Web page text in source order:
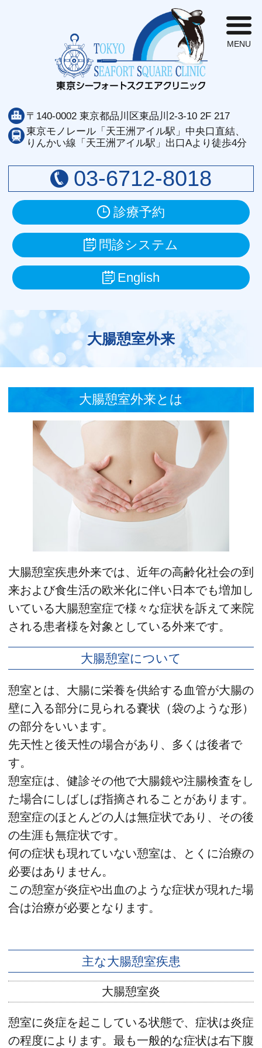
〒140-0002 東京都品川区東品川2-3-10 2F 217
東京モノレール「天王洲アイル駅」中央口直結、
りんかい線「天王洲アイル駅」出口Aより徒歩4分
03-6712-8018
診療予約
問診システム
English
大腸憩室外来
大腸憩室外来とは
大腸憩室疾患外来では、近年の高齢化社会の到
来および食生活の欧米化に伴い日本でも増加し
いている大腸憩室症で様々な症状を訴えて来院
される患者様を対象としている外来です。
大腸憩室について
憩室とは、大腸に栄養を供給する血管が大腸の
壁に入る部分に見られる嚢状（袋のような形）
の部分をいいます。
先天性と後天性の場合があり、多くは後者で
す。
憩室症は、健診その他で大腸鏡や注腸検査をし
た場合にしばしば指摘されることがあります。
憩室症のほとんどの人は無症状であり、その後
の生涯も無症状です。
何の症状も現れていない憩室は、とくに治療の
必要はありません。
この憩室が炎症や出血のような症状が現れた場
合は治療が必要となります。
主な大腸憩室疾患
大腸憩室炎
憩室に炎症を起こしている状態で、症状は炎症
の程度によります。最も一般的な症状は右下腹